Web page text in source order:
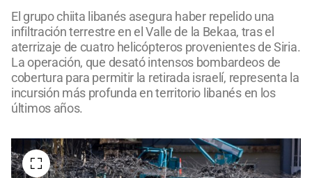
El grupo chiita libanés asegura haber repelido una
infiltración terrestre en el Valle de la Bekaa, tras el
aterrizaje de cuatro helicópteros provenientes de Siria.
La operación, que desató intensos bombardeos de
cobertura para permitir la retirada israelí, representa la
incursión más profunda en territorio libanés en los
últimos años.